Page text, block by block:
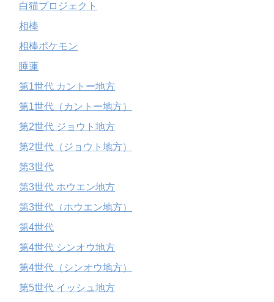
白猫プロジェクト
相棒
相棒ポケモン
睡蓮
第1世代 カントー地方
第1世代（カントー地方）
第2世代 ジョウト地方
第2世代（ジョウト地方）
第3世代
第3世代 ホウエン地方
第3世代（ホウエン地方）
第4世代
第4世代 シンオウ地方
第4世代（シンオウ地方）
第5世代 イッシュ地方